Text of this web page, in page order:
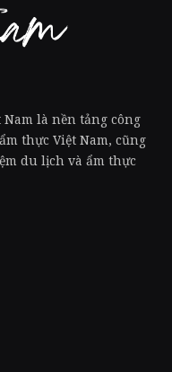
là nền tảng công
thực Việt Nam, cũng
du lịch và ẩm thực